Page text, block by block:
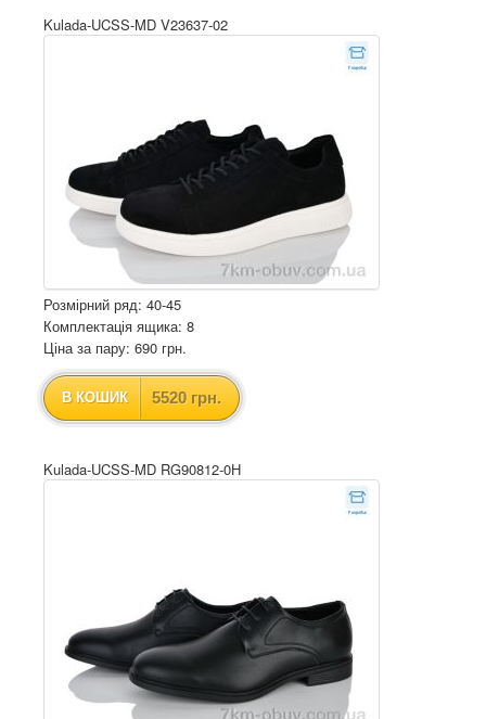
Kulada-UCSS-MD V23637-02
Розмірний ряд: 40-45
Комплектація ящика: 8
Ціна за пару: 690 грн.
В КОШИК 5520 грн.
Kulada-UCSS-MD RG90812-0H